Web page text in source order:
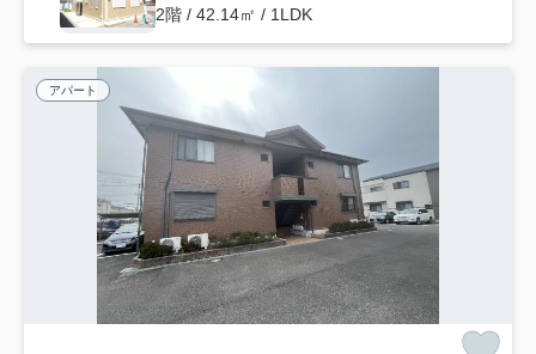
2階 / 42.14㎡ / 1LDK
アパート